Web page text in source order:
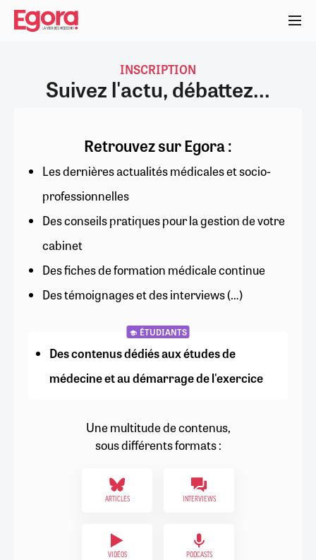
Aller
contenu
INSCRIPTION
Suivez l'actu, débattez...
Retrouvez sur Egora :
Les dernières actualités médicales et socio-
professionnelles
Des conseils pratiques pour la gestion de votre
cabinet
Des fiches de formation médicale continue
Des témoignages et des interviews (…)
ÉTUDIANTS
Des contenus dédiés aux études de
médecine et au démarrage de l'exercice
Une multitude de contenus,
sous différents formats :
ARTICLES INTERVIEWS
VIDÉOS PODCASTS